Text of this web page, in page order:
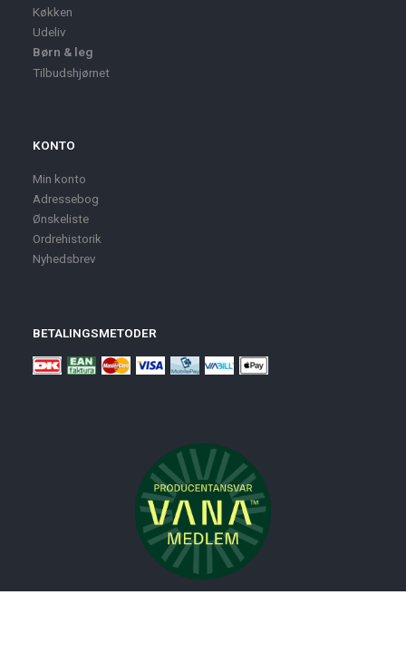
Køkken
Udeliv
Børn & leg
Tilbudshjørnet
KONTO
Min konto
Adressebog
Ønskeliste
Ordrehistorik
Nyhedsbrev
BETALINGSMETODER